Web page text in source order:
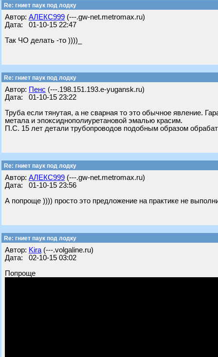
Re: гниет паук под лодку
Автор: АЛЕКС999 (---.gw-net.metromax.ru)
Дата: 01-10-15 22:47
Так ЧО делать -то ))))_
Re: гниет паук под лодку
Автор: Пенс (---.198.151.193.e-yugansk.ru)
Дата: 01-10-15 23:22
Труба если тянутая, а не сварная то это обычное явление.
метала и эпоксиднополиуретановой эмалью красим.
П.С. 15 лет детали трубопроводов подобным образом
Re: гниет паук под лодку
Автор: АЛЕКС999 (---.gw-net.metromax.ru)
Дата: 01-10-15 23:56
А попроще )))) просто это предложение на практике не
Re: гниет паук под лодку
Автор: Kira (---.volgaline.ru)
Дата: 02-10-15 03:02
Попроще